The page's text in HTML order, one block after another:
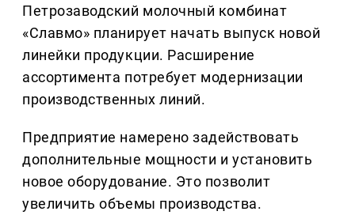
Петрозаводский молочный комбинат
«Славмо» планирует начать выпуск новой
линейки продукции. Расширение
ассортимента потребует модернизации
производственных линий.
Предприятие намерено задействовать
дополнительные мощности и установить
новое оборудование. Это позволит
увеличить объемы производства.